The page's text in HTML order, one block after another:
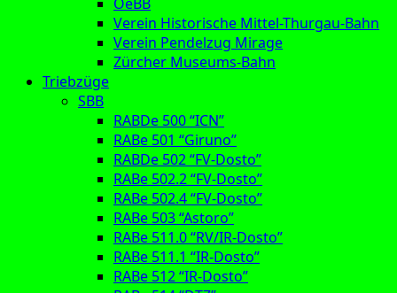
Verein Historische Mittel-Thurgau-Bahn
Verein Pendelzug Mirage
Zürcher Museums-Bahn
Triebzüge
SBB
RABDe 500 “ICN”
RABe 501 “Giruno”
RABDe 502 “FV-Dosto”
RABe 502.2 “FV-Dosto”
RABe 502.4 “FV-Dosto”
RABe 503 “Astoro”
RABe 511.0 “RV/IR-Dosto”
RABe 511.1 “IR-Dosto”
RABe 512 “IR-Dosto”